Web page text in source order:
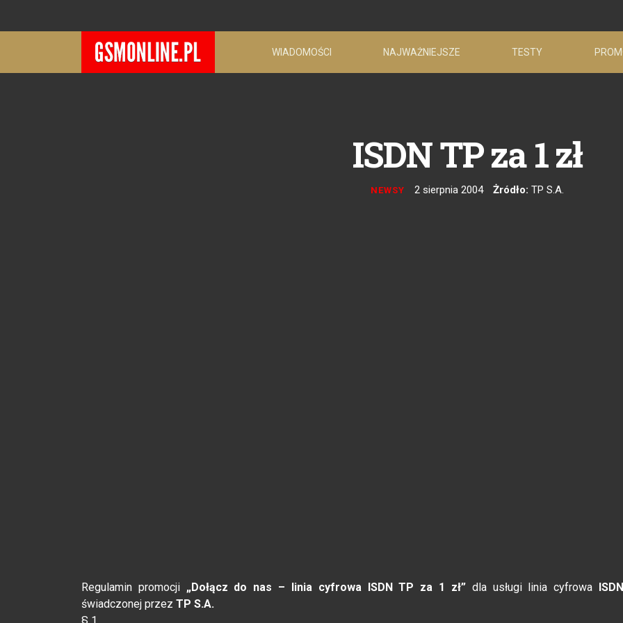
WIADOMOŚCI NAJWAŻNIEJSZE TESTY
ISDN TP za 1 zł
NEWSY 2 sierpnia 2004 Żródło: TP S.A.
Regulamin promocji „Dołącz do nas – linia cyfrowa ISDN TP za 1 zł”dla usługi linia cyfrowa
świadczonej przez TP S.A.
§ 1